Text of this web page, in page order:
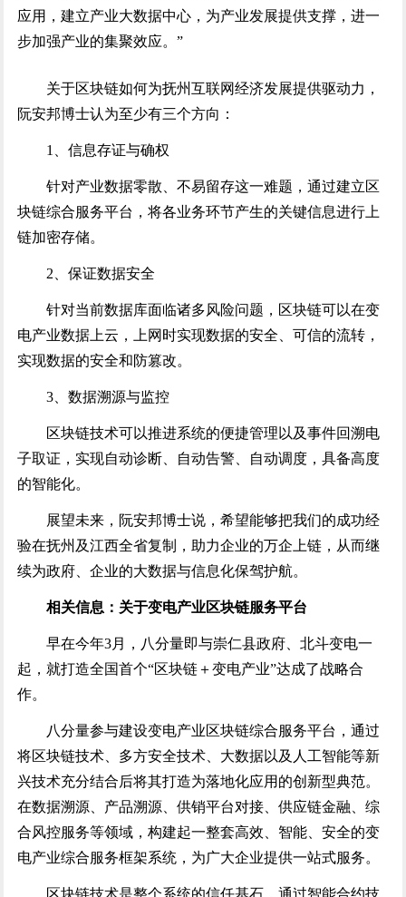
应用，建立产业大数据中心，为产业发展提供支撑，进一
步加强产业的集聚效应。”
关于区块链如何为抚州互联网经济发展提供驱动力，
阮安邦博士认为至少有三个方向：
1、信息存证与确权
针对产业数据零散、不易留存这一难题，通过建立区
块链综合服务平台，将各业务环节产生的关键信息进行上
链加密存储。
2、保证数据安全
针对当前数据库面临诸多风险问题，区块链可以在变
电产业数据上云，上网时实现数据的安全、可信的流转，
实现数据的安全和防篡改。
3、数据溯源与监控
区块链技术可以推进系统的便捷管理以及事件回溯电
子取证，实现自动诊断、自动告警、自动调度，具备高度
的智能化。
展望未来，阮安邦博士说，希望能够把我们的成功经
验在抚州及江西全省复制，助力企业的万企上链，从而继
续为政府、企业的大数据与信息化保驾护航。
相关信息：关于变电产业区块链服务平台
早在今年3月，八分量即与崇仁县政府、北斗变电一
起，就打造全国首个“区块链＋变电产业”达成了战略合
作。
八分量参与建设变电产业区块链综合服务平台，通过
将区块链技术、多方安全技术、大数据以及人工智能等新
兴技术充分结合后将其打造为落地化应用的创新型典范。
在数据溯源、产品溯源、供销平台对接、供应链金融、综
合风控服务等领域，构建起一整套高效、智能、安全的变
电产业综合服务框架系统，为广大企业提供一站式服务。
区块链技术是整个系统的信任基石，通过智能合约技